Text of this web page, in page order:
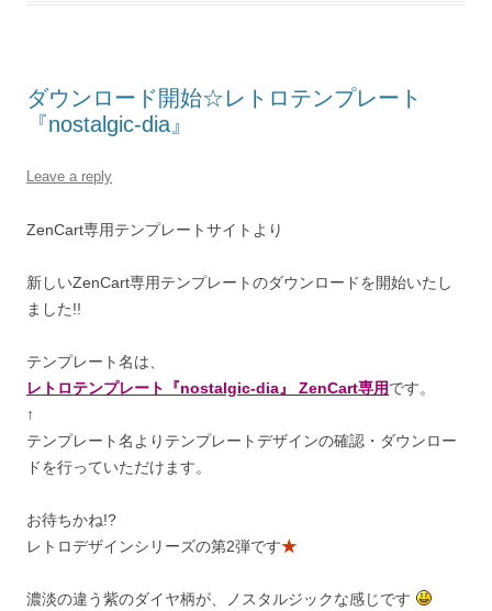
ダウンロード開始☆レトロテンプレート
『nostalgic-dia』
Leave a reply
ZenCart専用テンプレートサイトより
新しいZenCart専用テンプレートのダウンロードを開始いたし
ました!!
テンプレート名は、
レトロテンプレート『nostalgic-dia』 ZenCart専用です。
↑
テンプレート名よりテンプレートデザインの確認・ダウンロー
ドを行っていただけます。
お待ちかね!?
レトロデザインシリーズの第2弾です★
濃淡の違う紫のダイヤ柄が、ノスタルジックな感じです